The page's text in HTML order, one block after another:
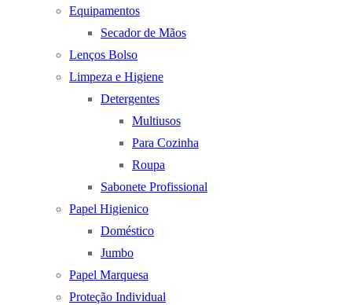
Equipamentos
Secador de Mãos
Lenços Bolso
Limpeza e Higiene
Detergentes
Multiusos
Para Cozinha
Roupa
Sabonete Profissional
Papel Higienico
Doméstico
Jumbo
Papel Marquesa
Proteção Individual